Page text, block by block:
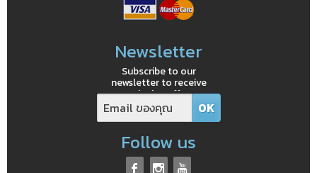
Newsletter
Subscribe to our
newsletter to receive
exclusive offers
Follow us